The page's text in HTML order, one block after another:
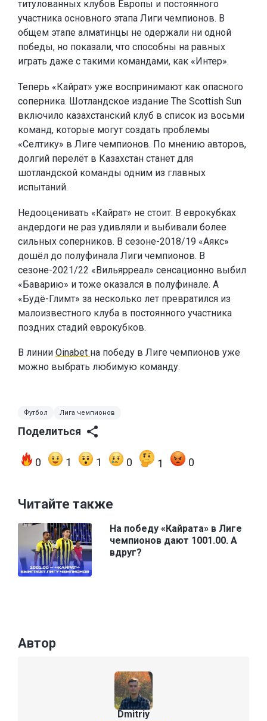
титулованных клубов Европы и постоянного
участника основного этапа Лиги чемпионов. В
общем этапе алматинцы не одержали ни одной
победы, но показали, что способны на равных
играть даже с такими командами, как «Интер».
Теперь «Кайрат» уже воспринимают как опасного
соперника. Шотландское издание The Scottish Sun
включило казахстанский клуб в список из восьми
команд, которые могут создать проблемы
«Селтику» в Лиге чемпионов. По мнению авторов,
долгий перелёт в Казахстан станет для
шотландской команды одним из главных
испытаний.
Недооценивать «Кайрат» не стоит. В еврокубках
андердоги не раз удивляли и выбивали более
сильных соперников. В сезоне-2018/19 «Аякс»
дошёл до полуфинала Лиги чемпионов. В
сезоне-2021/22 «Вильярреал» сенсационно выбил
«Баварию» и тоже оказался в полуфинале. А
«Будё-Глимт» за несколько лет превратился из
малоизвестного клуба в постоянного участника
поздних стадий еврокубков.
В линии Oinabet на победу в Лиге чемпионов уже
можно выбрать любимую команду.
Футбол Лига чемпионов
Поделиться
0 1 1 0 1 0
Читайте также
На победу «Кайрата» в Лиге
чемпионов дают 1001.00. А
вдруг?
Автор
Dmitriy